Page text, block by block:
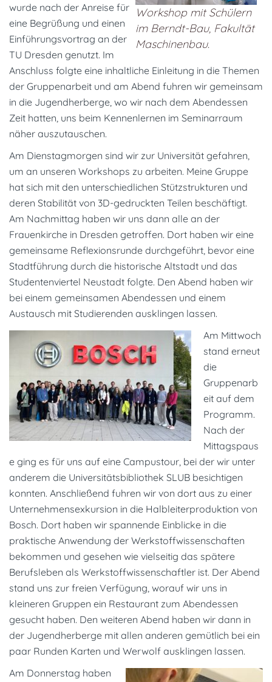
Workshop mit Schülern
im Berndt-Bau, Fakultät
Maschinenbau.
wurde nach der Anreise für
eine Begrüßung und einen
Einführungsvortrag an der
TU Dresden genutzt. Im
Anschluss folgte eine inhaltliche Einleitung in die Themen
der Gruppenarbeit und am Abend fuhren wir gemeinsam
in die Jugendherberge, wo wir nach dem Abendessen
Zeit hatten, uns beim Kennenlernen im Seminarraum
näher auszutauschen.
Am Dienstagmorgen sind wir zur Universität gefahren,
um an unseren Workshops zu arbeiten. Meine Gruppe
hat sich mit den unterschiedlichen Stützstrukturen und
deren Stabilität von 3D-gedruckten Teilen beschäftigt.
Am Nachmittag haben wir uns dann alle an der
Frauenkirche in Dresden getroffen. Dort haben wir eine
gemeinsame Reflexionsrunde durchgeführt, bevor eine
Stadtführung durch die historische Altstadt und das
Studentenviertel Neustadt folgte. Den Abend haben wir
bei einem gemeinsamen Abendessen und einem
Austausch mit Studierenden ausklingen lassen.
Am Mittwoch
stand erneut
die
Gruppenarb
eit auf dem
Programm.
Nach der
Mittagspaus
e ging es für uns auf eine Campustour, bei der wir unter
anderem die Universitätsbibliothek SLUB besichtigen
konnten. Anschließend fuhren wir von dort aus zu einer
Unternehmensexkursion in die Halbleiterproduktion von
Bosch. Dort haben wir spannende Einblicke in die
praktische Anwendung der Werkstoffwissenschaften
bekommen und gesehen wie vielseitig das spätere
Berufsleben als Werkstoffwissenschaftler ist. Der Abend
stand uns zur freien Verfügung, worauf wir uns in
kleineren Gruppen ein Restaurant zum Abendessen
gesucht haben. Den weiteren Abend haben wir dann in
der Jugendherberge mit allen anderen gemütlich bei ein
paar Runden Karten und Werwolf ausklingen lassen.
Am Donnerstag haben